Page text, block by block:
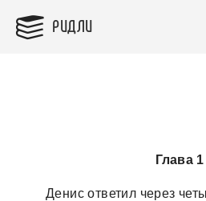
РИДЛИ
Глава 1
Денис ответил через